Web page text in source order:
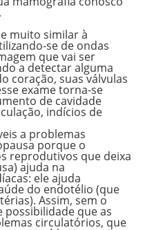
.
muito similar à
se de ondas
que vai ser
a detectar alguma
coração, suas válvulas
exame torna-se
de cavidade
indícios de
a problemas
porque o
reprodutivos que deixa
ajuda na
ele ajuda
do endotélio (que
Assim, sem o
possibilidade que as
circulatórios, que